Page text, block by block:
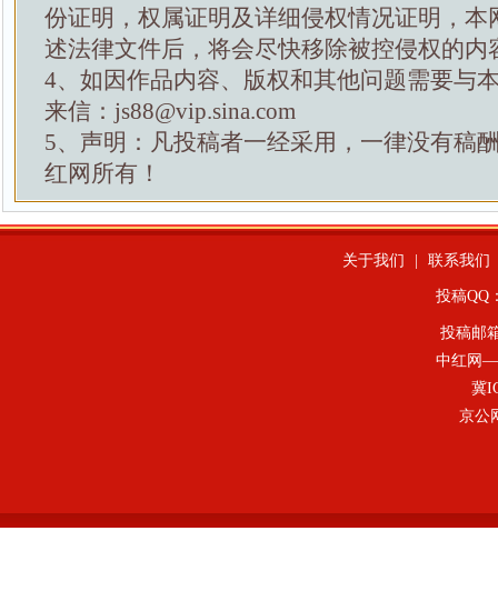
份证明，权属证明及详细侵权情况证明，本
述法律文件后，将会尽快移除被控侵权的内
4、如因作品内容、版权和其他问题需要与
来信：js88@vip.sina.com
5、声明：凡投稿者一经采用，一律没有稿
红网所有！
关于我们 联系我们
投稿QQ
投稿邮
中红网—
冀
京公